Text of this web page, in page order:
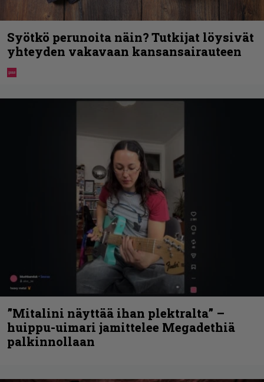
Syötkö perunoita näin? Tutkijat löysivät
yhteyden vakavaan kansansairauteen
”Mitalini näyttää ihan plektralta” –
huippu-uimari jamittelee Megadethiä
palkinnollaan